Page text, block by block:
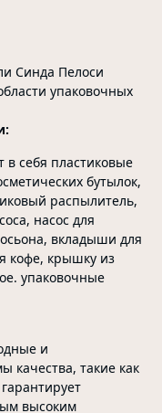
Синда Пелоси
упаковочных
себя пластиковые
бутылок,
распылитель,
насос для
вкладыши для
кофе, крышку из
упаковочные
и
качества, такие как
высоким